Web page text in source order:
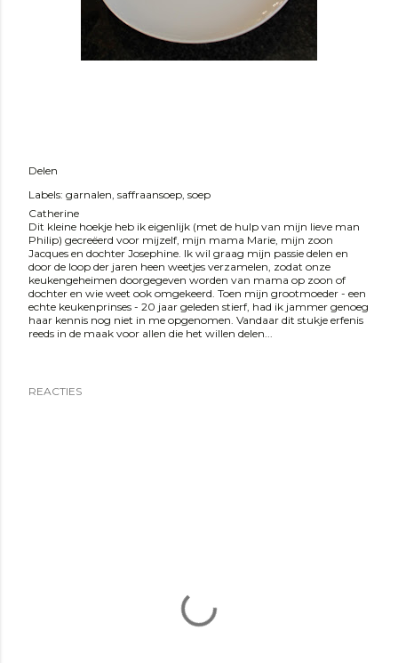
Delen
Labels: garnalen saffraansoep soep
Catherine
Dit kleine hoekje heb ik eigenlijk (met de hulp van mijn lieve man
Philip) gecreëerd voor mijzelf, mijn mama Marie, mijn zoon
Jacques en dochter Josephine. Ik wil graag mijn passie delen en
door de loop der jaren heen weetjes verzamelen, zodat onze
keukengeheimen doorgegeven worden van mama op zoon of
dochter en wie weet ook omgekeerd. Toen mijn grootmoeder - een
echte keukenprinses - 20 jaar geleden stierf, had ik jammer genoeg
haar kennis nog niet in me opgenomen. Vandaar dit stukje erfenis
reeds in de maak voor allen die het willen delen...
REACTIES